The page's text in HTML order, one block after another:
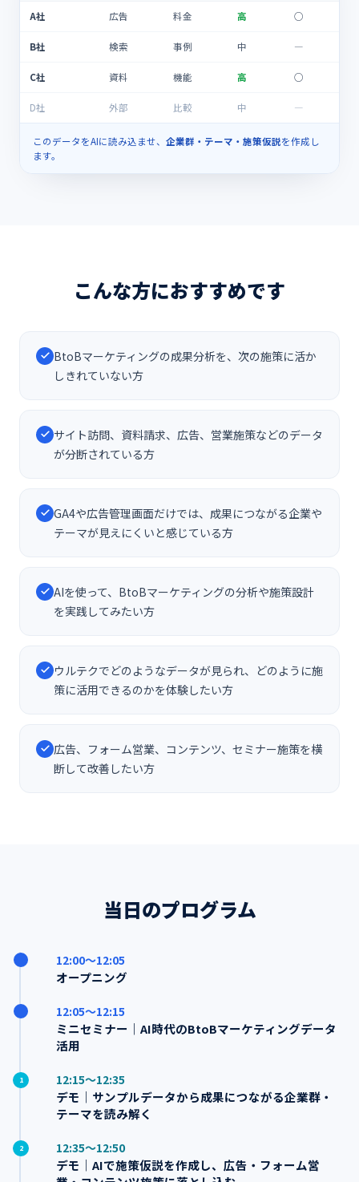
A社 広告 料金 高 ○
B社 検索 事例 中 ―
C社 資料 機能 高 ○
D社 外部 比較 中 ―
このデータをAIに読み込ませ、 企業群・テーマ・施策仮説を作成し
ます。
こんな方におすすめです
BtoBマーケティングの成果分析を、次の施策に活か
しきれていない方
サイト訪問、資料請求、広告、営業施策などのデータ
が分断されている方
GA4や広告管理画面だけでは、成果につながる企業や
テーマが見えにくいと感じている方
AIを使って、BtoBマーケティングの分析や施策設計
を実践してみたい方
ウルテクでどのようなデータが見られ、どのように施
策に活用できるのかを体験したい方
広告、フォーム営業、コンテンツ、セミナー施策を横
断して改善したい方
当日のプログラム
12:00〜12:05
オープニング
12:05〜12:15
ミニセミナー｜AI時代のBtoBマーケティングデータ
活用
1 12:15〜12:35
デモ｜サンプルデータから成果につながる企業群・
テーマを読み解く
2 12:35〜12:50
デモ｜AIで施策仮説を作成し、広告・フォーム営